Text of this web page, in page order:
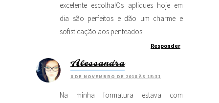
excelente escolha!Os apliques hoje em
dia são perfeitos e dão um charme e
sofisticação aos penteados!
Responder
Alessandra
8 DE NOVEMBRO DE 2018 ÀS 15:31
Na minha formatura estava com